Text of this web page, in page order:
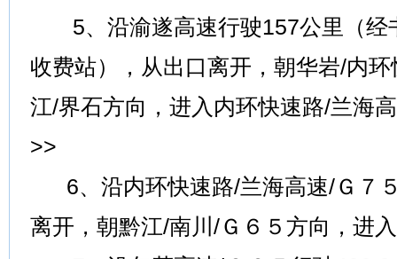
5、沿渝遂高速行驶157公里（经
收费站），从出口离开，朝华岩/内
江/界石方向，进入内环快速路/兰海
>>
6、沿内环快速路/兰海高速/Ｇ７
离开，朝黔江/南川/Ｇ６５方向，进